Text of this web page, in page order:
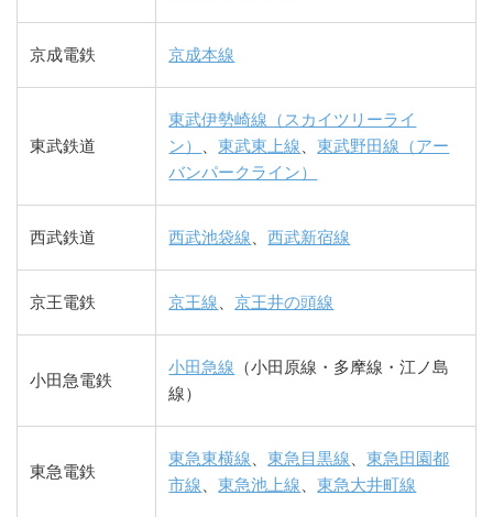
京成電鉄 京成本線
東武鉄道
東武伊勢崎線（スカイツリーライ
ン）
、東武東上線 、東武野田線（アー
バンパークライン）
西武鉄道 西武池袋線 、西武新宿線
京王電鉄 京王線 、京王井の頭線
小田急電鉄
小田急線 （小田原線・多摩線・江ノ島
線）
東急電鉄
東急東横線 、東急目黒線 、東急田園都
市線 、東急池上線 、東急大井町線